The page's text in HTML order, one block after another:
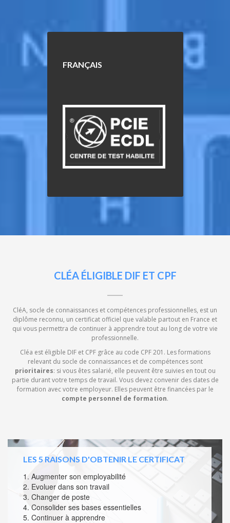
FRANÇAIS
CLÉA ÉLIGIBLE DIF ET CPF
CléA, socle de connaissances et compétences professionnelles, est un
diplôme reconnu, un certificat officiel que valable partout en France et
qui vous permettra de continuer à apprendre tout au long de votre vie
professionnelle.
Cléa est éligible DIF et CPF grâce au code CPF 201. Les formations
relevant du socle de connaissances et de compétences sont
prioritaires: si vous êtes salarié, elle peuvent être suivies en tout ou
partie durant votre temps de travail. Vous devez convenir des dates de
formation avec votre employeur. Elles peuvent être financées par le
compte personnel de formation.
LES 5 RAISONS D'OBTENIR LE CERTIFICAT
1. Augmenter son employabilité
2. Evoluer dans son travail
3. Changer de poste
4. Consolider ses bases essentielles
5. Continuer à apprendre